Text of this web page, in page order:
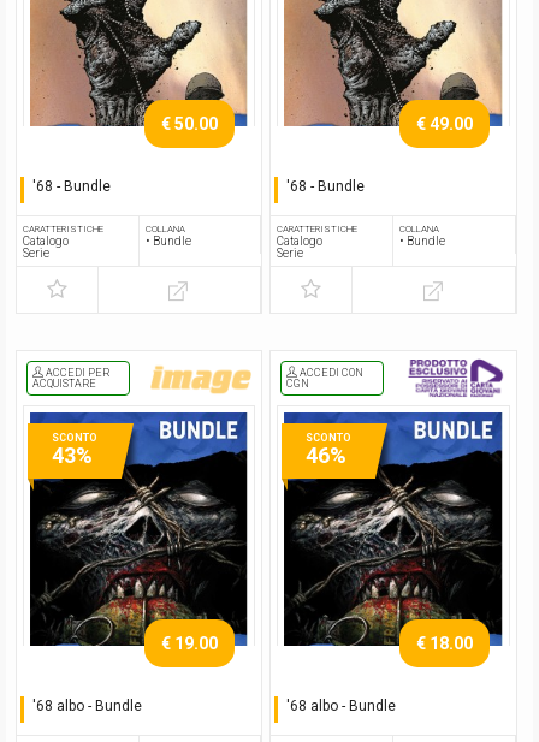
'68 - Bundle
€ 50.00
CARATTERISTICHE
Catalogo
Serie
COLLANA
• Bundle
'68 - Bundle
€ 49.00
CARATTERISTICHE
Catalogo
Serie
COLLANA
• Bundle
ACCEDI PER
ACQUISTARE
'68 albo - Bundle
€ 19.00
SCONTO
43%
ACCEDI CON
CGN
'68 albo - Bundle
€ 18.00
SCONTO
46%